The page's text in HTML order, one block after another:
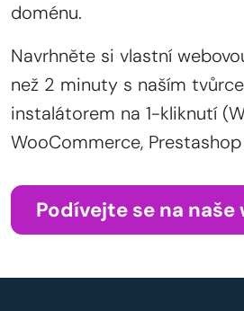
doménu.
Navrhněte si vlastní
než 2 minuty s naším
instalátorem na 1-kliknutí
WooCommerce,
Podívejte se na